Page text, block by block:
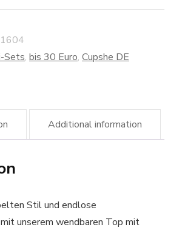
Sets, bis 30 Euro, Cupshe DE
Additional information
Stil und endlose
unserem wendbaren Top mit